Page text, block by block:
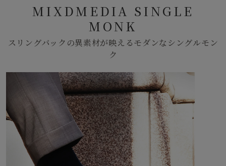
MIXDMEDIA SINGLE
MONK
スリングバックの異素材が映えるモダンなシングルモン
ク